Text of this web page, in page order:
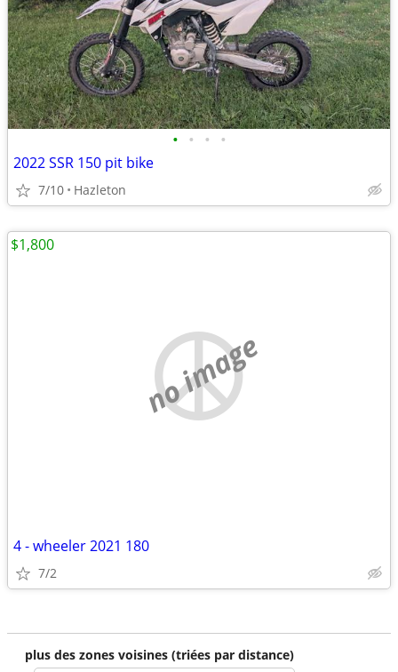
• • • •
2022 SSR 150 pit bike
7/10 Hazleton
no image
4 - wheeler 2021 180
7/2
$1,800
plus des zones voisines (triées par distance)